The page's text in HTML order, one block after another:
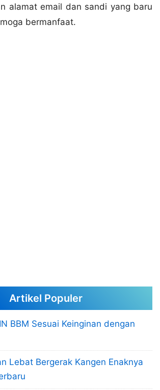
alamat email dan sandi yang baru
bermanfaat.
Artikel Populer
BBM Sesuai Keinginan dengan
Lebat Bergerak Kangen Enaknya